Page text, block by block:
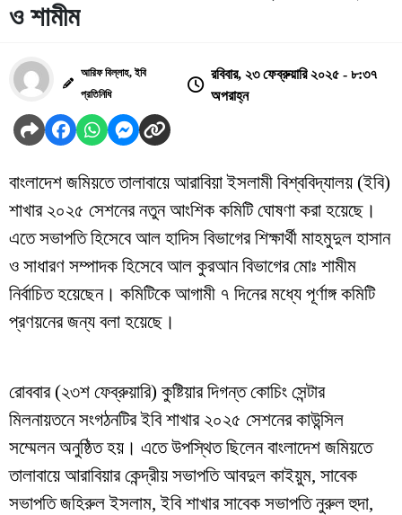
ও শামীম
আরিফ বিল্লাহ, ইবি
প্রতিনিধি
রবিবার, ২৩ ফেব্রুয়ারি ২০২৫ - ৮:৩৭
অপরাহ্ন
বাংলাদেশ জমিয়তে তালাবায়ে আরাবিয়া ইসলামী বিশ্ববিদ্যালয় (ইবি)
শাখার ২০২৫ সেশনের নতুন আংশিক কমিটি ঘোষণা করা হয়েছে।
এতে সভাপতি হিসেবে আল হাদিস বিভাগের শিক্ষার্থী মাহমুদুল হাসান
ও সাধারণ সম্পাদক হিসেবে আল কুরআন বিভাগের মোঃ শামীম
নির্বাচিত হয়েছেন। কমিটিকে আগামী ৭ দিনের মধ্যে পূর্ণাঙ্গ কমিটি
প্রণয়নের জন্য বলা হয়েছে।
রোববার (২৩শ ফেব্রুয়ারি) কুষ্টিয়ার দিগন্ত কোচিং সেন্টার
মিলনায়তনে সংগঠনটির ইবি শাখার ২০২৫ সেশনের কাউন্সিল
সম্মেলন অনুষ্ঠিত হয়। এতে উপস্থিত ছিলেন বাংলাদেশ জমিয়তে
তালাবায়ে আরাবিয়ার কেন্দ্রীয় সভাপতি আবদুল কাইয়ুম, সাবেক
সভাপতি জহিরুল ইসলাম, ইবি শাখার সাবেক সভাপতি নুরুল হুদা,